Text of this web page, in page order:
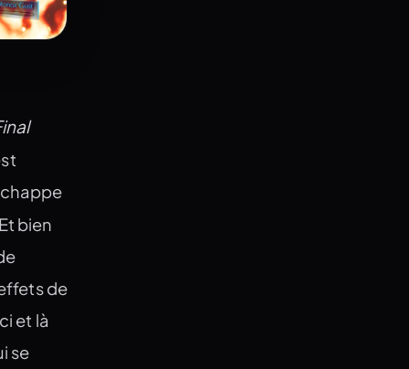
bien
de
et là
se